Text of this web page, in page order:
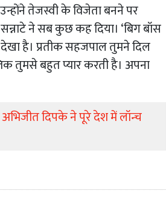
तेजस्वी के विजेता बनने पर
ने सब कुछ कह दिया। ‘बिग बॉस
है। प्रतीक सहजपाल तुमने दिल
तुमसे बहुत प्यार करती है। अपना
दिपके ने पूरे देश में लॉन्च